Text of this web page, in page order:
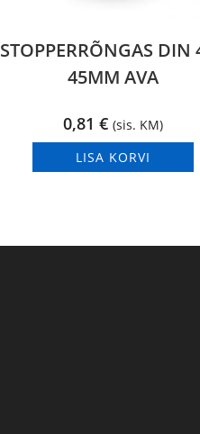
STOPPERRÕNGAS DIN
45MM AVA
0,81 € (sis. KM)
LISA KORVI